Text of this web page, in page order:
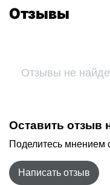
Отзывы
Отзывы не
Оставить отзыв
Поделитесь мнением
Написать отзыв